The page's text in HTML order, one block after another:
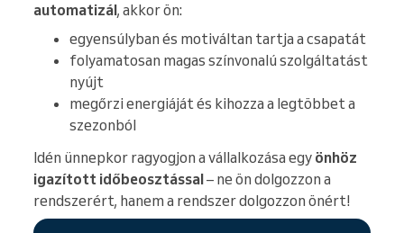
automatizál, akkor ön:
egyensúlyban és motiváltan tartja a csapatát
folyamatosan magas színvonalú szolgáltatást
nyújt
megőrzi energiáját és kihozza a legtöbbet a
szezonból
Idén ünnepkor ragyogjon a vállalkozása egy önhöz
igazított időbeosztással– ne ön dolgozzon a
rendszerért, hanem a rendszer dolgozzon önért!